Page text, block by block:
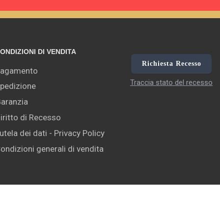
DI VENDITA
di Recesso
dei dati - Privacy Policy
generali di vendita
Richiesta Recesso
Traccia stato del recesso